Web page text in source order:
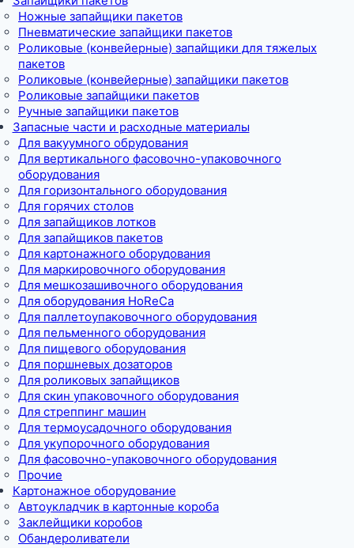
Ножные запайщики пакетов
Пневматические запайщики пакетов
Роликовые (конвейерные) запайщики для тяжелых
пакетов
Роликовые (конвейерные) запайщики пакетов
Роликовые запайщики пакетов
Ручные запайщики пакетов
Запасные части и расходные материалы
Для вакуумного обрудования
Для вертикального фасовочно-упаковочного
оборудования
Для горизонтального оборудования
Для горячих столов
Для запайщиков лотков
Для запайщиков пакетов
Для картонажного оборудования
Для маркировочного оборудования
Для мешкозашивочного оборудования
Для оборудования HoReCa
Для паллетоупаковочного оборудования
Для пельменного оборудования
Для пищевого оборудования
Для поршневых дозаторов
Для роликовых запайщиков
Для скин упаковочного оборудования
Для стреппинг машин
Для термоусадочного оборудования
Для укупорочного оборудования
Для фасовочно-упаковочного оборудования
Прочие
Картонажное оборудование
Автоукладчик в картонные короба
Заклейщики коробов
Обандероливатели